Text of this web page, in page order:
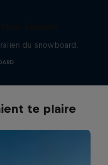
du snowboard.
te plaire